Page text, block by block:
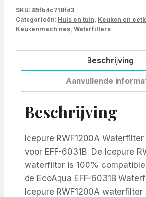
SKU: 85fb4c718fd3
Categorieën: Huis en tuin Keuken en
Keukenmachines Waterfilters
Beschrijving
Aanvullende
Beschrijving
Icepure RWF1200A
voor EFF-6031B De Icepure
waterfilter is 100%
de EcoAqua EFF-6031B
Icepure RWF1200A waterfilter